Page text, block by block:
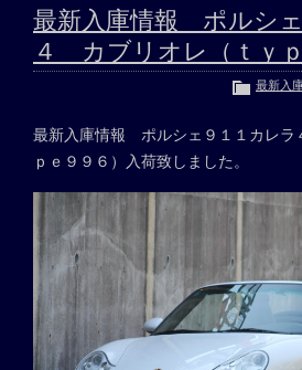
最新入庫情報 ポルシ
４ カブリオレ（ｔｙｐ
最新入
最新入庫情報 ポルシェ９１１カレラ
ｐｅ９９６）入荷致しました。